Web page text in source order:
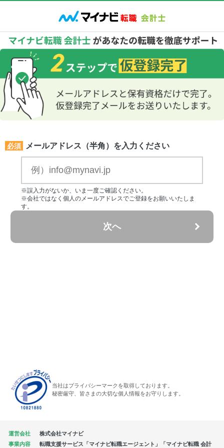
必須 メールアドレス（半角）を入力ください
※誤入力がないか、いま一度ご確認ください。
※会社ではなく個人のメールアドレスでご登録をお願いいたしま
す。
次へ
当社はプライバシーマークを取得しております。
秘密厳守、皆さまの大切な個人情報をお守りします。
運営会社
株式会社マイナビ
事業内容
転職支援サービス「マイナビ転職エージェント」「マイナビ転職 会計